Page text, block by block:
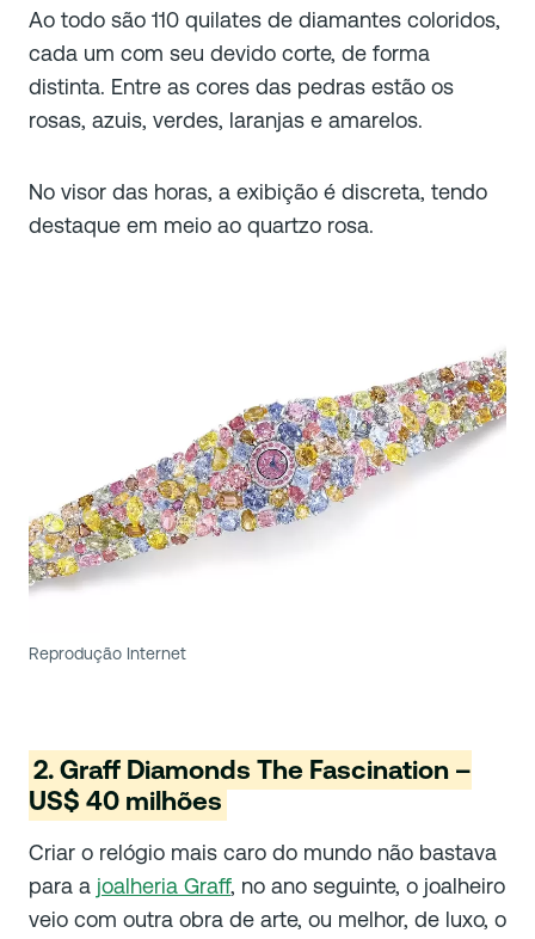
Ao todo são 110 quilates de diamantes coloridos,
cada um com seu devido corte, de forma
distinta. Entre as cores das pedras estão os
rosas, azuis, verdes, laranjas e amarelos.
No visor das horas, a exibição é discreta, tendo
destaque em meio ao quartzo rosa.
Reprodução Internet
2. Graff Diamonds The Fascination –
US$ 40 milhões
Criar o relógio mais caro do mundo não bastava
para a joalheria Graff, no ano seguinte, o joalheiro
veio com outra obra de arte, ou melhor, de luxo, o